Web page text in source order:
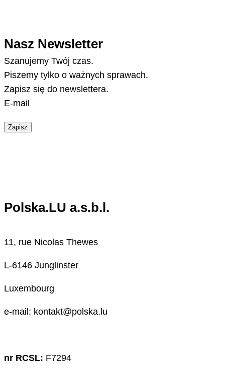
Nasz Newsletter
Szanujemy Twój czas.
Piszemy tylko o ważnych sprawach.
Zapisz się do newslettera.
E-mail
Zapisz
Polska.LU a.s.b.l.
11, rue Nicolas Thewes
L-6146 Junglinster
Luxembourg
e-mail: kontakt@polska.lu
nr RCSL: F7294